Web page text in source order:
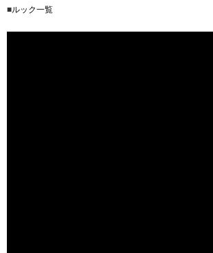
■ルック一覧